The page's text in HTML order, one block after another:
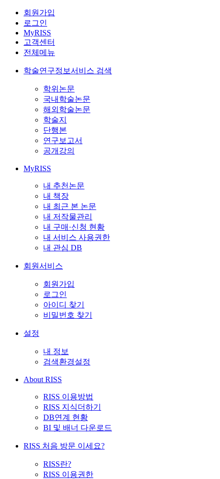
회원가입
로그인
MyRISS
고객센터
전체메뉴
학술연구정보서비스 검색
학위논문
국내학술논문
해외학술논문
학술지
단행본
연구보고서
공개강의
MyRISS
내 추천논문
내 책장
내 최근 본 논문
내 저작물관리
내 구매·신청 현황
내 서비스 사용권한
내 관심 DB
회원서비스
회원가입
로그인
아이디 찾기
비밀번호 찾기
설정
내 정보
검색환경설정
About RISS
RISS 이용방법
RISS 지식더하기
DB연계 현황
BI 및 배너 다운로드
RISS 처음 방문 이세요?
RISS란?
RISS 이용권한